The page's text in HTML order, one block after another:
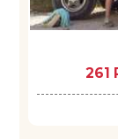
261